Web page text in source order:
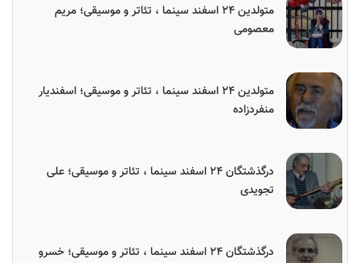
متولدین ۲۴ اسفند سینما ، تئاتر و موسیقی؛ مریم
معصومی
متولدین ۲۴ اسفند سینما ، تئاتر و موسیقی؛ اسفندیار
منفردزاده
درگذشتگان ۲۴ اسفند سینما ، تئاتر و موسیقی؛ علی
تجویدی
درگذشتگان ۲۴ اسفند سینما ، تئاتر و موسیقی؛ خسرو